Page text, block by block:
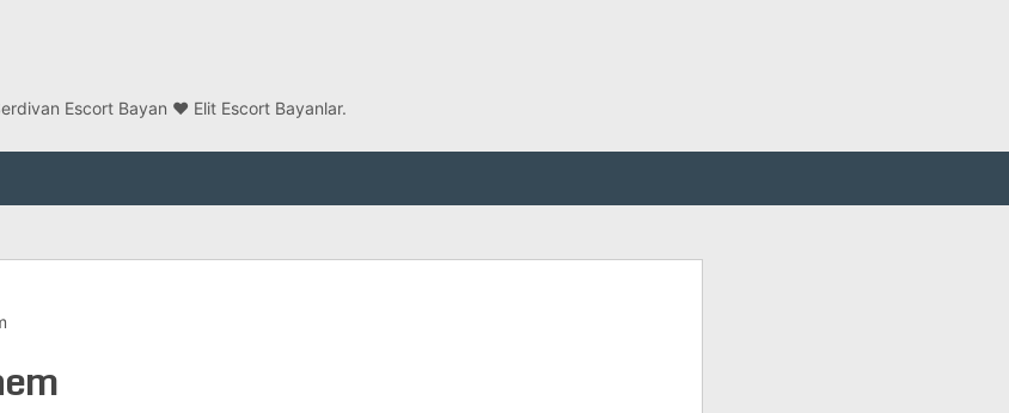
Escort Bayan ❤️ Elit Escort Bayanlar.